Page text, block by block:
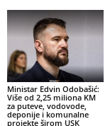
Ministar Edvin Odobašić:
Više od 2,25 miliona KM
za puteve, vodovode,
deponije i komunalne
projekte širom USK